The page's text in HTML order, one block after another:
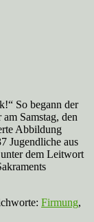
So begann der
Samstag, den
Abbildung
Jugendliche aus
dem Leitwort
Firmung,